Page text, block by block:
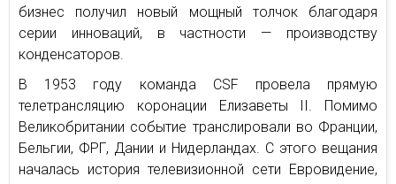
бизнес получил новый мощный толчок благодаря
серии инноваций, в частности — производству
конденсаторов.
В 1953 году команда CSF провела прямую
телетрансляцию коронации Елизаветы II. Помимо
Великобритании событие транслировали во Франции,
Бельгии, ФРГ, Дании и Нидерландах. С этого вещания
началась история телевизионной сети Евровидение,